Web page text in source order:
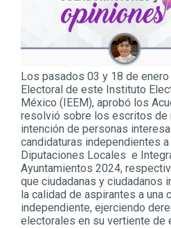
Los pasados 03 y 18 de
Electoral de este Instituto
México (IEEM), aprobó los
resolvió sobre los escritos de
intención de personas
candidaturas independientes
Diputaciones Locales e
Ayuntamientos 2024,
que ciudadanas y ciudadanos
la calidad de aspirantes a una
independiente, ejerciendo
electorales en su vertiente de